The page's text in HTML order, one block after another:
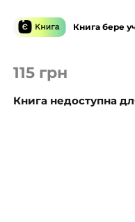
115 грн
Книга недоступна
Книга бере